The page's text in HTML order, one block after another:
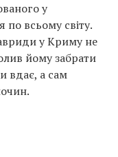
у
по всьому світу.
у Криму не
йому забрати
вдає, а сам